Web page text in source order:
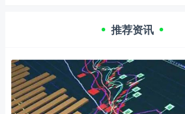
推荐资讯